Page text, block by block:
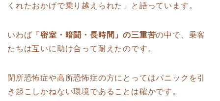
くれたおかげで乗り越えられた」と語っています。
いわば 「密室・暗闘・長時間」の三重苦の中で、乗客
たちは互いに助け合って耐えたのです。
閉所恐怖症や高所恐怖症の方にとってはパニックを引
き起こしかねない環境であることは確かです。